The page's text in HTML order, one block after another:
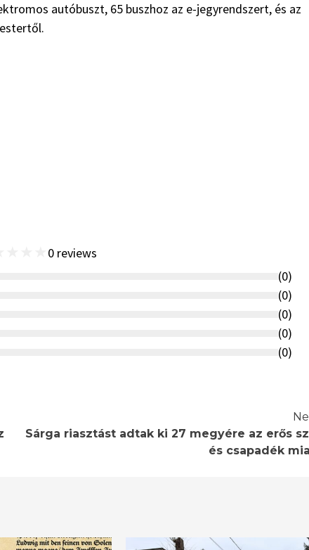
autóbuszt, 65 buszhoz az e-jegyrendszert, és az
0 reviews
(0)
(0)
(0)
(0)
(0)
Sárga riasztást adtak ki 27 megyére az erős
és csapadék